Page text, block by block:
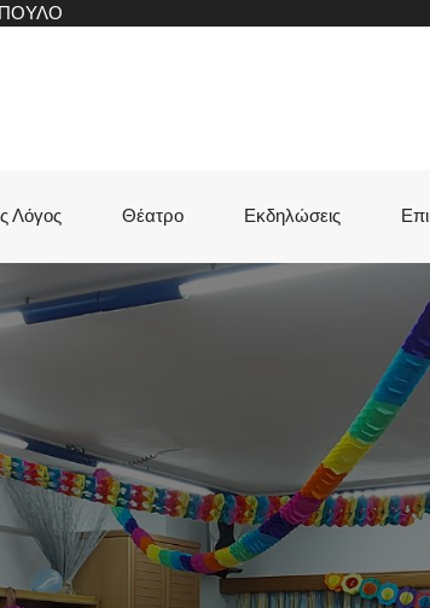
Λόγος Θέατρο Εκδηλώσεις